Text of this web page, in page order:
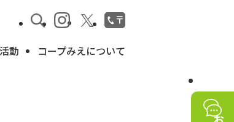
動 コープみえについて